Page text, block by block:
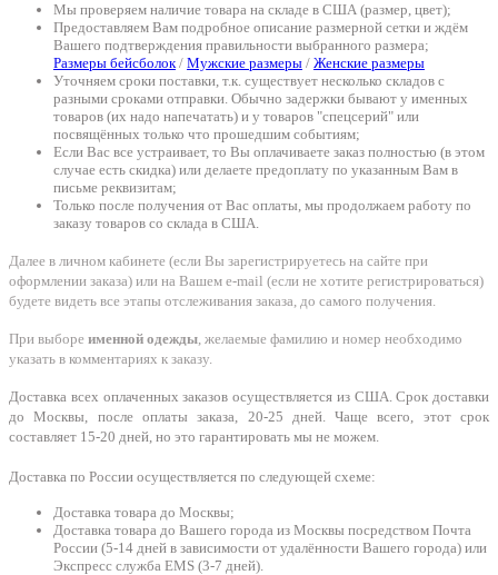
Мы проверяем наличие товара на складе в США (размер, цвет);
Предоставляем Вам подробное описание размерной сетки и ждём
Вашего подтверждения правильности выбранного размера;
Размеры бейсболок/ Мужские размеры / Женские размеры
Уточняем сроки поставки, т.к. существует несколько складов с
разными сроками отправки. Обычно задержки бывают у именных
товаров (их надо напечатать) и у товаров "спецсерий" или
посвящённых только что прошедшим событиям;
Если Вас все устраивает, то Вы оплачиваете заказ полностью (в этом
случае есть скидка) или делаете предоплату по указанным Вам в
письме реквизитам;
Только после получения от Вас оплаты, мы продолжаем работу по
заказу товаров со склада в США.
Далее в личном кабинете (если Вы зарегистрируетесь на сайте при
оформлении заказа) или на Вашем e-mail (если не хотите регистрироваться)
будете видеть все этапы отслеживания заказа, до самого получения.
При выборе именной одежды, желаемые фамилию и номер необходимо
указать в комментариях к заказу.
Доставка всех оплаченных заказов осуществляется из США. Срок доставки
до Москвы, после оплаты заказа, 20-25 дней. Чаще всего, этот срок
составляет 15-20 дней, но это гарантировать мы не можем.
Доставка по России осуществляется по следующей схеме:
Доставка товара до Москвы;
Доставка товара до Вашего города из Москвы посредством Почта
России (5-14 дней в зависимости от удалённости Вашего города) или
Экспресс служба EMS (3-7 дней).